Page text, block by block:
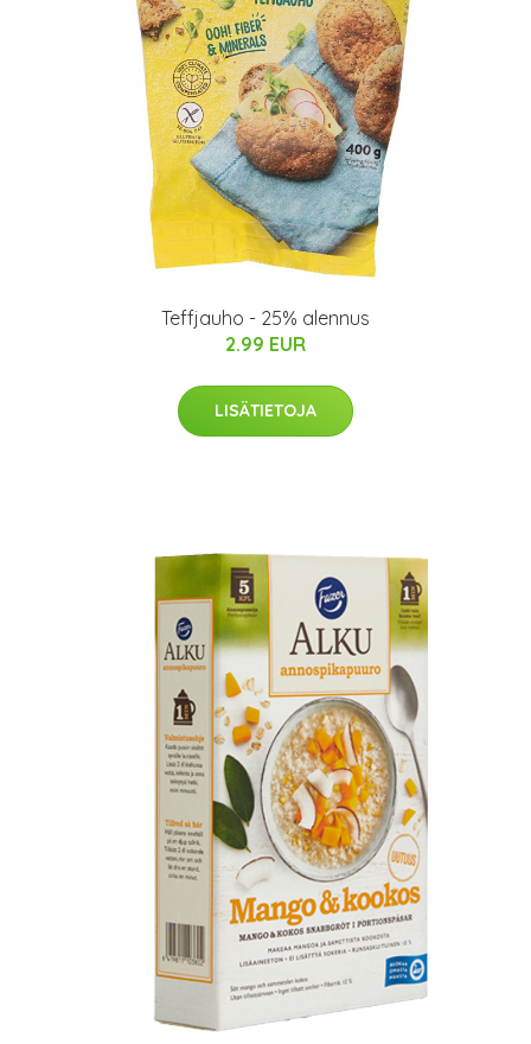
Teffjauho - 25% alennus
2.99 EUR
LISÄTIETOJA